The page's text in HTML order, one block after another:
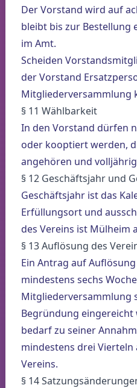
Der Vorstand wird auf
bleibt bis zur Bestellung
im Amt.
Scheiden
der Vorstand
Mitgliederversammlung
§ 11 Wählbarkeit
In den Vorstand dürfen
oder kooptiert werden,
angehören und
§ 12 Geschäftsjahr und
Geschäftsjahr ist das
Erfüllungsort und
des Vereins ist Mülheim
§ 13 Auflösung des
Ein Antrag auf
mindestens sechs
Mitgliederversammlung
Begründung eingereicht
bedarf zu seiner
mindestens drei
Vereins.
§ 14